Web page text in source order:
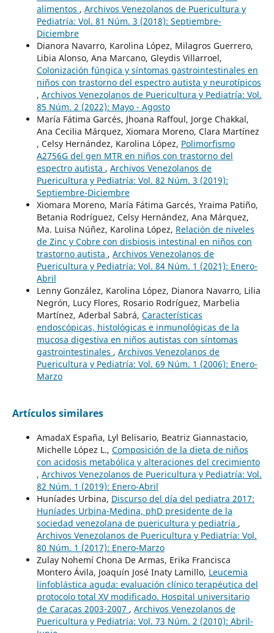
alimentos , Archivos Venezolanos de Puericultura y
Pediatría: Vol. 81 Núm. 3 (2018): Septiembre-
Diciembre
Dianora Navarro, Karolina López, Milagros Guerrero,
Libia Alonso, Ana Marcano, Gleydis Villarroel,
Colonización fúngica y síntomas gastrointestinales en
niños con trastorno del espectro autista y neurotípicos
, Archivos Venezolanos de Puericultura y Pediatría: Vol.
85 Núm. 2 (2022): Mayo - Agosto
María Fátima Garcés, Jhoana Raffoul, Jorge Chakkal,
Ana Cecilia Márquez, Xiomara Moreno, Clara Martínez
, Celsy Hernández, Karolina López, Polimorfismo
A2756G del gen MTR en niños con trastorno del
espectro autista , Archivos Venezolanos de
Puericultura y Pediatría: Vol. 82 Núm. 3 (2019):
Septiembre-Diciembre
Xiomara Moreno, María Fátima Garcés, Yraima Patiño,
Betania Rodríguez, Celsy Hernández, Ana Márquez,
Ma. Luisa Núñez, Karolina López, Relación de niveles
de Zinc y Cobre con disbiosis intestinal en niños con
trastorno autista , Archivos Venezolanos de
Puericultura y Pediatría: Vol. 84 Núm. 1 (2021): Enero-
Abril
Lenny González, Karolina López, Dianora Navarro, Lilia
Negrón, Lucy Flores, Rosario Rodríguez, Marbelia
Martínez, Aderbal Sabrá, Características
endoscópicas, histológicas e inmunológicas de la
mucosa digestiva en niños autistas con síntomas
gastrointestinales , Archivos Venezolanos de
Puericultura y Pediatría: Vol. 69 Núm. 1 (2006): Enero-
Marzo
Artículos similares
AmadaX España, Lyl Belisario, Beatriz Giannastacio,
Michelle López L., Composición de la dieta de niños
con acidosis metabólica y alteraciones del crecimiento
, Archivos Venezolanos de Puericultura y Pediatría: Vol.
82 Núm. 1 (2019): Enero-Abril
Huníades Urbina, Discurso del día del pediatra 2017:
Huníades Urbina-Medina, phD presidente de la
sociedad venezolana de puericultura y pediatría ,
Archivos Venezolanos de Puericultura y Pediatría: Vol.
80 Núm. 1 (2017): Enero-Marzo
Zulay Nohemí Chona De Armas, Erika Francisca
Montero Ávila, Joaquín José Inaty Lamillo, Leucemia
linfoblástica aguda: evaluación clínico terapéutica del
protocolo total XV modificado. Hospital universitario
de Caracas 2003-2007 , Archivos Venezolanos de
Puericultura y Pediatría: Vol. 73 Núm. 2 (2010): Abril-